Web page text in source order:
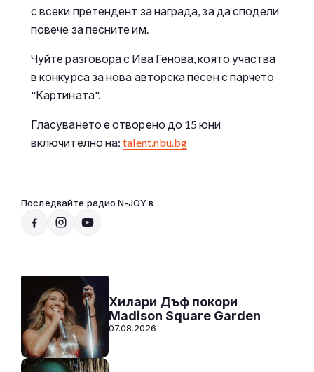
с всеки претендент за награда, за да сподели
повече за песните им.
Чуйте разговора с Ива Генова, която участва
в конкурса за нова авторска песен с парчето
"Картината".
Гласуването е отворено до 15 юни
включително на:talent.nbu.bg
Последвайте радио N-JOY в
СЛУШАЙ
Радио N-JOY - Твоят ден. Твоята музика!
00:00 - 12:00
Хилари Дъф покори
Madison Square Garden
07.08.2026